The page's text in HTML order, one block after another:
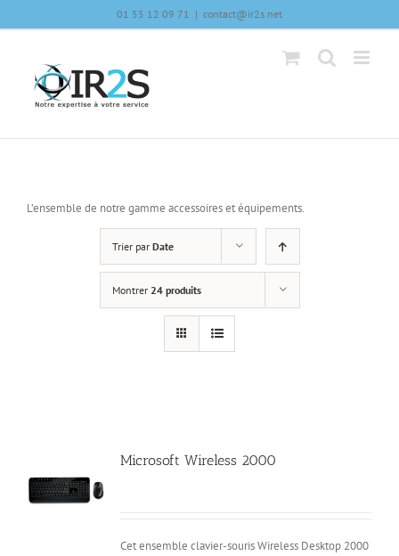
01 55 12 09 71 | contact@ir2s.net
L’ensemble de notre gamme accessoires et équipements.
Trier par Date
Montrer 24 produits
Microsoft Wireless 2000
Cet ensemble clavier-souris Wireless Desktop 2000